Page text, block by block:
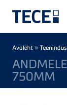
Avaleht » Teenindus
750MM